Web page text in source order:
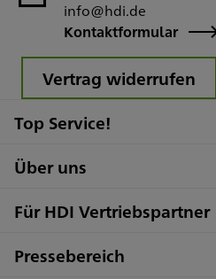
info@hdi.de
Kontaktformular
Vertrag widerrufen
Top Service!
Über uns
Für HDI Vertriebspartner
Pressebereich